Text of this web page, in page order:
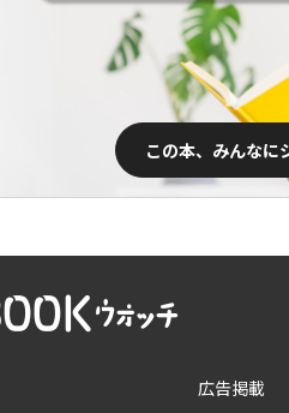
この本、みんなに
広告掲載